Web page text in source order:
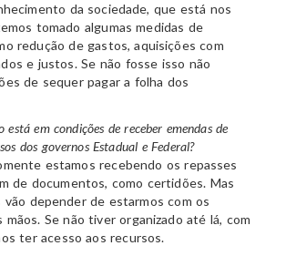
da sociedade, que está nos
tomado algumas medidas de
redução de gastos, aquisições com
e justos. Se não fosse isso não
de sequer pagar a folha dos
está em condições de receber emendas de
dos governos Estadual e Federal?
estamos recebendo os repasses
de documentos, como certidões. Mas
depender de estarmos com os
mãos. Se não tiver organizado até lá, com
ter acesso aos recursos.